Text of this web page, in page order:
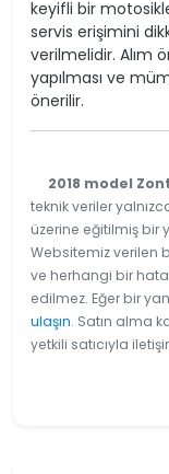
keyifli bir
servis erişimini
verilmelidir. Alım
yapılması ve
önerilir.
2018 model
teknik veriler
üzerine eğitilmiş bir
Websitemiz verilen
ve herhangi bir
edilmez. Eğer bir
ulaşın. Satın alma
yetkili satıcıyla